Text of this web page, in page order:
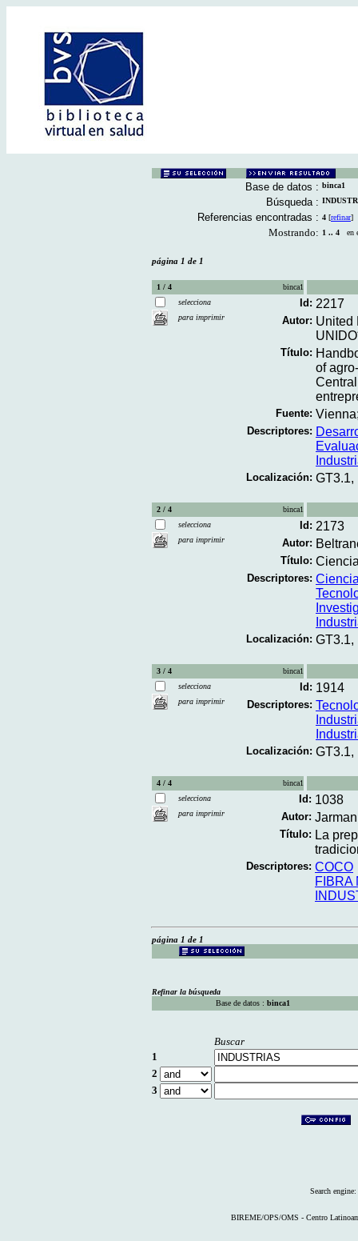
Base de datos : binca1
Búsqueda :
Referencias encontradas : 4 [refinar]
Mostrando: 1 .. 4 en
página 1 de 1
1 / 4
binca1
selecciona
para imprimir
Id: 2217
Autor: United
Título:
of
Fuente:
Descriptores:
Localización: GT3.1,
2 / 4
binca1
selecciona
para imprimir
Id: 2173
Autor:
Título:
Descriptores:
Localización: GT3.1,
3 / 4
binca1
selecciona
para imprimir
Id: 1914
Descriptores:
Localización: GT3.1,
4 / 4
binca1
selecciona
para imprimir
Id: 1038
Autor:
Título: La
Descriptores: COCO
FIBRA
página 1 de 1
Refinar la búsqueda
Base de datos : binca1
Buscar
1
2
3
Search engine:
BIREME/OPS/OMS - Centro